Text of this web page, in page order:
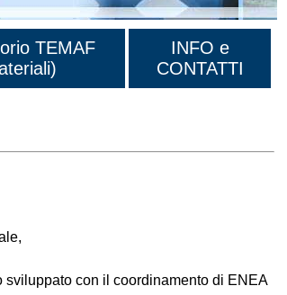
TEMAF
INFO e
CONTATTI
sviluppato con il coordinamento di ENEA